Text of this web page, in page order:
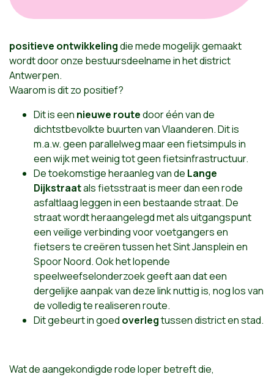
positieve ontwikkelingdie mede mogelijk gemaakt
wordt door onze bestuursdeelname in het district
Antwerpen.
Waarom is dit zo positief?
Dit is een nieuwe routedoor één van de
dichtstbevolkte buurten van Vlaanderen. Dit is
m.a.w. geen parallelweg maar een fietsimpuls in
een wijk met weinig tot geen fietsinfrastructuur.
De toekomstige heraanleg van de Lange
Dijkstraatals fietsstraat is meer dan een rode
asfaltlaag leggen in een bestaande straat. De
straat wordt heraangelegd met als uitgangspunt
een veilige verbinding voor voetgangers en
fietsers te creëren tussen het Sint Jansplein en
Spoor Noord. Ook het lopende
speelweefselonderzoek geeft aan dat een
dergelijke aanpak van deze link nuttig is, nog los van
de volledig te realiseren route.
Dit gebeurt in goed overlegtussen district en stad.
Wat de aangekondigde rode loper betreft die,